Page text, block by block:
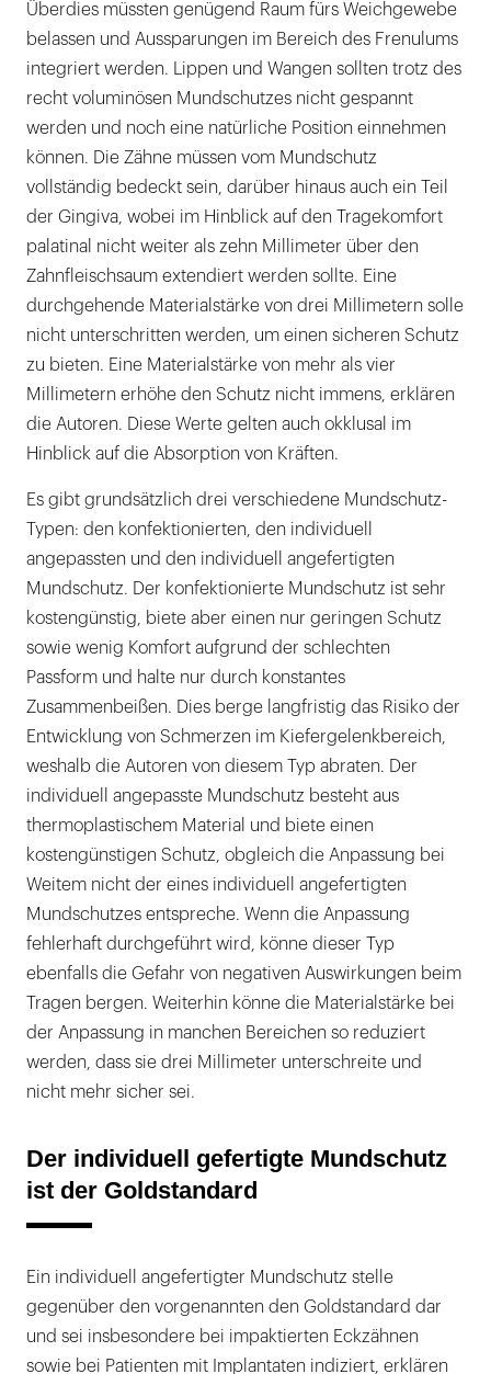
Überdies müssten genügend Raum fürs Weichgewebe
belassen und Aussparungen im Bereich des Frenulums
integriert werden. Lippen und Wangen sollten trotz des
recht voluminösen Mundschutzes nicht gespannt
werden und noch eine natürliche Position einnehmen
können. Die Zähne müssen vom Mundschutz
vollständig bedeckt sein, darüber hinaus auch ein Teil
der Gingiva, wobei im Hinblick auf den Tragekomfort
palatinal nicht weiter als zehn Millimeter über den
Zahnfleischsaum extendiert werden sollte. Eine
durchgehende Materialstärke von drei Millimetern solle
nicht unterschritten werden, um einen sicheren Schutz
zu bieten. Eine Materialstärke von mehr als vier
Millimetern erhöhe den Schutz nicht immens, erklären
die Autoren. Diese Werte gelten auch okklusal im
Hinblick auf die Absorption von Kräften.
Es gibt grundsätzlich drei verschiedene Mundschutz-
Typen: den konfektionierten, den individuell
angepassten und den individuell angefertigten
Mundschutz. Der konfektionierte Mundschutz ist sehr
kostengünstig, biete aber einen nur geringen Schutz
sowie wenig Komfort aufgrund der schlechten
Passform und halte nur durch konstantes
Zusammenbeißen. Dies berge langfristig das Risiko der
Entwicklung von Schmerzen im Kiefergelenkbereich,
weshalb die Autoren von diesem Typ abraten. Der
individuell angepasste Mundschutz besteht aus
thermoplastischem Material und biete einen
kostengünstigen Schutz, obgleich die Anpassung bei
Weitem nicht der eines individuell angefertigten
Mundschutzes entspreche. Wenn die Anpassung
fehlerhaft durchgeführt wird, könne dieser Typ
ebenfalls die Gefahr von negativen Auswirkungen beim
Tragen bergen. Weiterhin könne die Materialstärke bei
der Anpassung in manchen Bereichen so reduziert
werden, dass sie drei Millimeter unterschreite und
nicht mehr sicher sei.
Der individuell gefertigte Mundschutz
ist der Goldstandard
Ein individuell angefertigter Mundschutz stelle
gegenüber den vorgenannten den Goldstandard dar
und sei insbesondere bei impaktierten Eckzähnen
sowie bei Patienten mit Implantaten indiziert, erklären